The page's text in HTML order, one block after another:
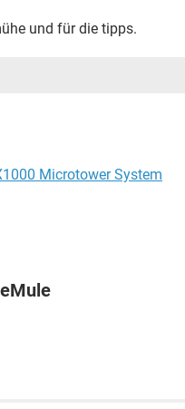
und für die tipps.
Microtower System